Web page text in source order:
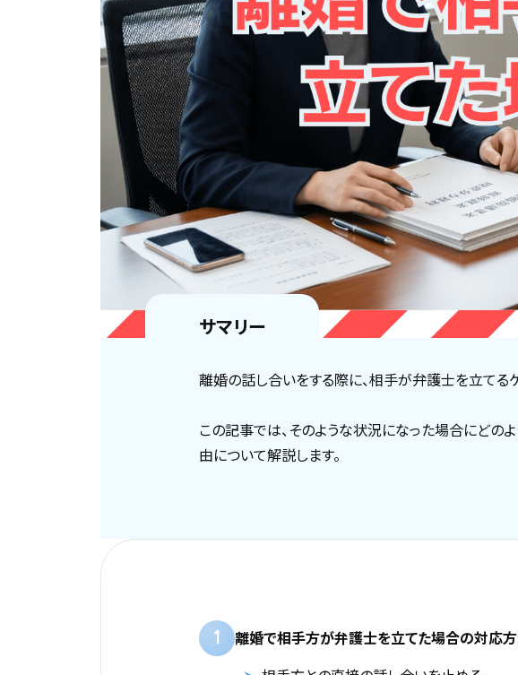
サマリー
離婚の話し合いをする際に、相手が弁護士を立てる
この記事では、そのような状況になった場合にどの
由について解説します。
1
離婚で相手方が弁護士を立てた場合の対応方